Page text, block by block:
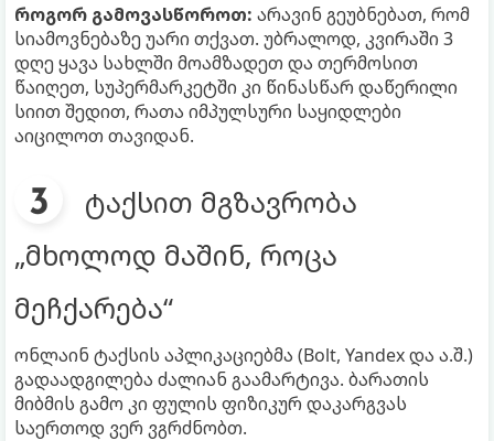
როგორ გამოვასწოროთ: არავინ გეუბნებათ, რომ
სიამოვნებაზე უარი თქვათ. უბრალოდ, კვირაში 3
დღე ყავა სახლში მოამზადეთ და თერმოსით
წაიღეთ, სუპერმარკეტში კი წინასწარ დაწერილი
სიით შედით, რათა იმპულსური საყიდლები
აიცილოთ თავიდან.
ტაქსით მგზავრობა
„მხოლოდ მაშინ, როცა
მეჩქარება“
ონლაინ ტაქსის აპლიკაციებმა (Bolt, Yandex და ა.შ.)
გადაადგილება ძალიან გაამარტივა. ბარათის
მიბმის გამო კი ფულის ფიზიკურ დაკარგვას
საერთოდ ვერ ვგრძნობთ.